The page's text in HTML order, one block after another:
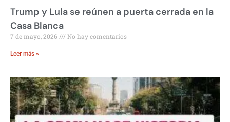
Trump y Lula se reúnen a puerta cerrada en la
Casa Blanca
7 de mayo, 2026 No hay comentarios
Leer más »